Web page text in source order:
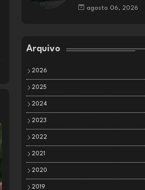
amplificadores AV
agosto 06, 2026
Arquivo
2026
2025
2024
2023
2022
2021
2020
2019